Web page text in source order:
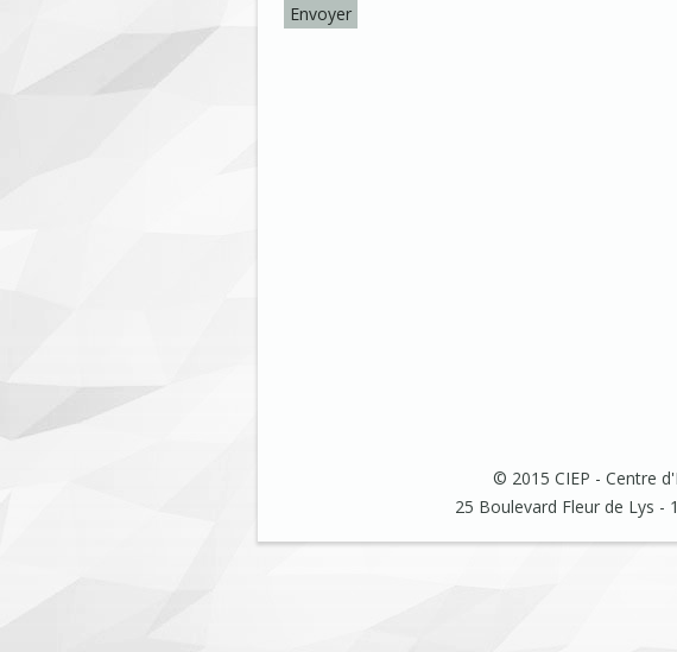
Envoyer
© 2015 CIEP - Centre
25 Boulevard Fleur de Lys -